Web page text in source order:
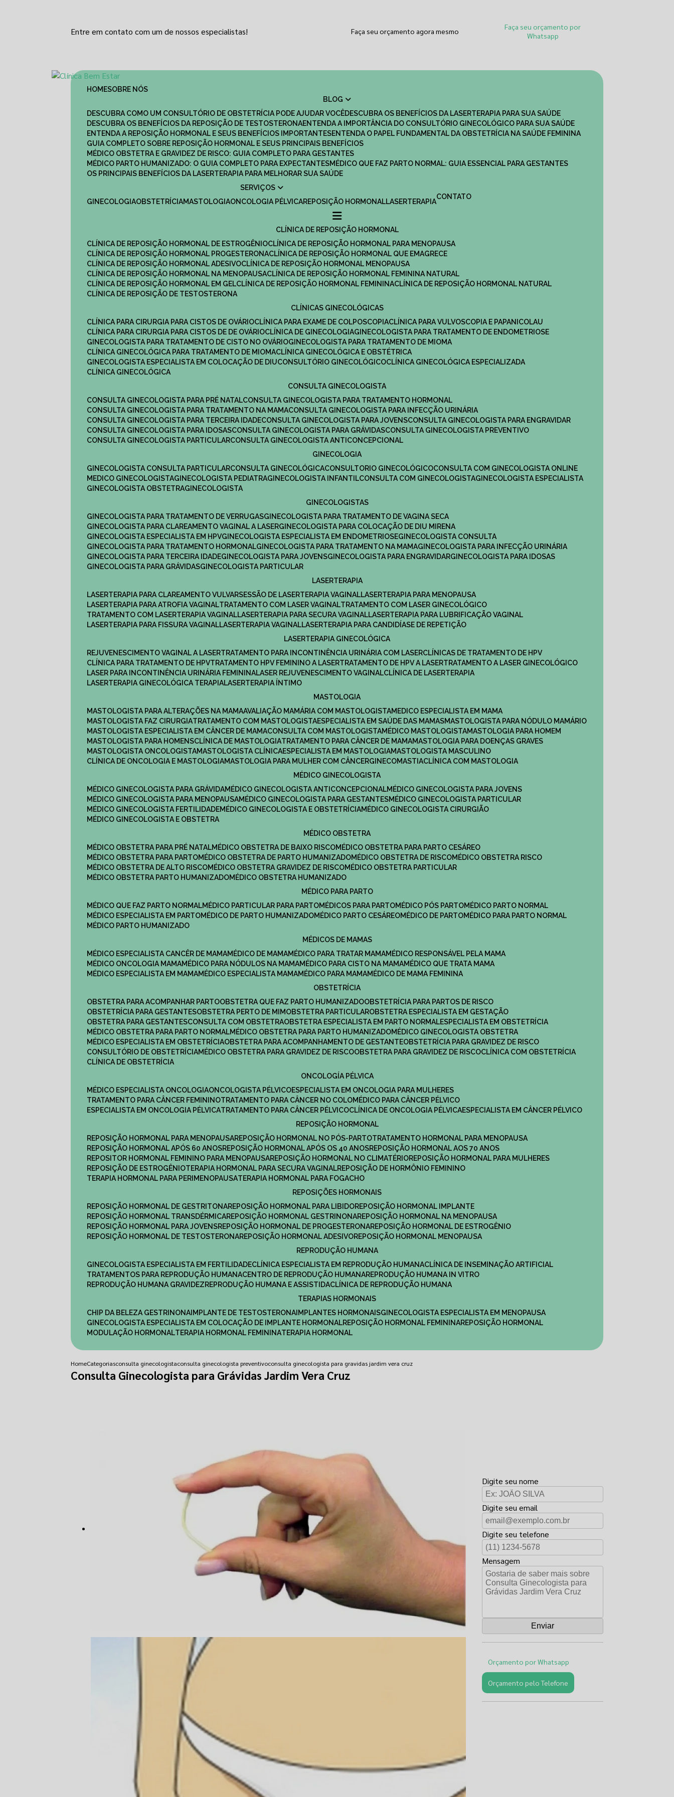
Entre em contato com um de nossos especialistas! Faça seu orçamento agora mesmo
Faça seu orçamento por
Whatsapp
HOME
SOBRE NÓS
BLOG
DESCUBRA COMO UM CONSULTÓRIO DE OBSTETRÍCIA PODE AJUDAR VOCÊ
DESCUBRA OS BENEFÍCIOS DA LASERTERAPIA PARA SUA SAÚDE
DESCUBRA OS BENEFÍCIOS DA REPOSIÇÃO DE TESTOSTERONA
ENTENDA A IMPORTÂNCIA DO CONSULTÓRIO GINECOLÓGICO PARA SUA SAÚDE
ENTENDA A REPOSIÇÃO HORMONAL E SEUS BENEFÍCIOS IMPORTANTES
ENTENDA O PAPEL FUNDAMENTAL DA OBSTETRÍCIA NA SAÚDE FEMININA
GUIA COMPLETO SOBRE REPOSIÇÃO HORMONAL E SEUS PRINCIPAIS BENEFÍCIOS
MÉDICO OBSTETRA E GRAVIDEZ DE RISCO: GUIA COMPLETO PARA GESTANTES
MÉDICO PARTO HUMANIZADO: O GUIA COMPLETO PARA EXPECTANTES
MÉDICO QUE FAZ PARTO NORMAL: GUIA ESSENCIAL PARA GESTANTES
OS PRINCIPAIS BENEFÍCIOS DA LASERTERAPIA PARA MELHORAR SUA SAÚDE
SERVIÇOS
GINECOLOGIA
OBSTETRÍCIA MASTOLOGIA ONCOLOGIA PÉLVICA REPOSIÇÃO HORMONAL LASERTERAPIA
CONTATO
CLÍNICA DE REPOSIÇÃO HORMONAL
CLÍNICA DE REPOSIÇÃO HORMONAL DE ESTROGÊNIO
CLÍNICA DE REPOSIÇÃO HORMONAL PARA MENOPAUSA
CLÍNICA DE REPOSIÇÃO HORMONAL PROGESTERONA
CLÍNICA DE REPOSIÇÃO HORMONAL QUE EMAGRECE
CLÍNICA DE REPOSIÇÃO HORMONAL ADESIVO
CLÍNICA DE REPOSIÇÃO HORMONAL MENOPAUSA
CLÍNICA DE REPOSIÇÃO HORMONAL NA MENOPAUSA
CLÍNICA DE REPOSIÇÃO HORMONAL FEMININA NATURAL
CLÍNICA DE REPOSIÇÃO HORMONAL EM GEL
CLÍNICA DE REPOSIÇÃO HORMONAL FEMININA
CLÍNICA DE REPOSIÇÃO HORMONAL NATURAL
CLÍNICA DE REPOSIÇÃO DE TESTOSTERONA
CLÍNICAS GINECOLÓGICAS
CLÍNICA PARA CIRURGIA PARA CISTOS DE OVÁRIO
CLÍNICA PARA EXAME DE COLPOSCOPIA
CLÍNICA PARA VULVOSCOPIA E PAPANICOLAU
CLÍNICA PARA CIRURGIA PARA CISTOS DE DE OVÁRIO
CLÍNICA DE GINECOLOGIA
GINECOLOGISTA PARA TRATAMENTO DE ENDOMETRIOSE
GINECOLOGISTA PARA TRATAMENTO DE CISTO NO OVÁRIO
GINECOLOGISTA PARA TRATAMENTO DE MIOMA
CLÍNICA GINECOLÓGICA PARA TRATAMENTO DE MIOMA
CLÍNICA GINECOLÓGICA E OBSTÉTRICA
GINECOLOGISTA ESPECIALISTA EM COLOCAÇÃO DE DIU
CONSULTÓRIO GINECOLÓGICO
CLÍNICA GINECOLÓGICA ESPECIALIZADA
CLÍNICA GINECOLÓGICA
CONSULTA GINECOLOGISTA
CONSULTA GINECOLOGISTA PARA PRÉ NATAL
CONSULTA GINECOLOGISTA PARA TRATAMENTO HORMONAL
CONSULTA GINECOLOGISTA PARA TRATAMENTO NA MAMA
CONSULTA GINECOLOGISTA PARA INFECÇÃO URINÁRIA
CONSULTA GINECOLOGISTA PARA TERCEIRA IDADE
CONSULTA GINECOLOGISTA PARA JOVENS
CONSULTA GINECOLOGISTA PARA ENGRAVIDAR
CONSULTA GINECOLOGISTA PARA IDOSAS
CONSULTA GINECOLOGISTA PARA GRÁVIDAS
CONSULTA GINECOLOGISTA PREVENTIVO
CONSULTA GINECOLOGISTA PARTICULAR
CONSULTA GINECOLOGISTA ANTICONCEPCIONAL
GINECOLOGIA
GINECOLOGISTA CONSULTA PARTICULAR​
CONSULTA GINECOLÓGICA​ CONSULTORIO GINECOLÓGICO​
CONSULTA COM GINECOLOGISTA ONLINE​
MEDICO GINECOLOGISTA​
GINECOLOGISTA PEDIATRA​ GINECOLOGISTA INFANTIL​ CONSULTA COM GINECOLOGISTA​
GINECOLOGISTA ESPECIALISTA
GINECOLOGISTA OBSTETRA​
GINECOLOGISTA
GINECOLOGISTAS
GINECOLOGISTA PARA TRATAMENTO DE VERRUGAS
GINECOLOGISTA PARA TRATAMENTO DE VAGINA SECA
GINECOLOGISTA PARA CLAREAMENTO VAGINAL A LASER
GINECOLOGISTA PARA COLOCAÇÃO DE DIU MIRENA
GINECOLOGISTA ESPECIALISTA EM HPV
GINECOLOGISTA ESPECIALISTA EM ENDOMETRIOSE
GINECOLOGISTA CONSULTA
GINECOLOGISTA PARA TRATAMENTO HORMONAL
GINECOLOGISTA PARA TRATAMENTO NA MAMA
GINECOLOGISTA PARA INFECÇÃO URINÁRIA
GINECOLOGISTA PARA TERCEIRA IDADE
GINECOLOGISTA PARA JOVENS GINECOLOGISTA PARA ENGRAVIDAR
GINECOLOGISTA PARA IDOSAS
GINECOLOGISTA PARA GRÁVIDAS
GINECOLOGISTA PARTICULAR
LASERTERAPIA
LASERTERAPIA PARA CLAREAMENTO VULVAR
SESSÃO DE LASERTERAPIA​ VAGINAL LASERTERAPIA PARA MENOPAUSA
LASERTERAPIA PARA ATROFIA VAGINAL
TRATAMENTO COM LASER VAGINAL
TRATAMENTO COM LASER GINECOLÓGICO
TRATAMENTO COM LASERTERAPIA​ VAGINAL LASERTERAPIA PARA SECURA VAGINAL​ LASERTERAPIA PARA LUBRIFICAÇÃO VAGINAL​
LASERTERAPIA PARA FISSURA VAGINAL​ LASERTERAPIA VAGINAL​ LASERTERAPIA PARA CANDIDÍASE DE REPETIÇÃO
LASERTERAPIA GINECOLÓGICA
REJUVENESCIMENTO VAGINAL A LASER
TRATAMENTO PARA INCONTINÊNCIA URINÁRIA COM LASER
CLÍNICAS DE TRATAMENTO DE HPV
CLÍNICA PARA TRATAMENTO DE HPV
TRATAMENTO HPV FEMININO A LASER TRATAMENTO DE HPV A LASER
TRATAMENTO A LASER GINECOLÓGICO
LASER PARA INCONTINÊNCIA URINÁRIA FEMININA LASER REJUVENESCIMENTO VAGINAL
CLÍNICA DE LASERTERAPIA
LASERTERAPIA GINECOLÓGICA TERAPIA LASERTERAPIA ÍNTIMO
MASTOLOGIA
MASTOLOGISTA PARA ALTERAÇÕES NA MAMA AVALIAÇÃO MAMÁRIA COM MASTOLOGISTA
MEDICO ESPECIALISTA EM MAMA​
MASTOLOGISTA FAZ CIRURGIA
TRATAMENTO COM MASTOLOGISTA ESPECIALISTA EM SAÚDE DAS MAMAS
MASTOLOGISTA PARA NÓDULO MAMÁRIO
MASTOLOGISTA ESPECIALISTA EM CÂNCER DE MAMA
CONSULTA COM MASTOLOGISTA MÉDICO MASTOLOGISTA
MASTOLOGIA PARA HOMEM
MASTOLOGISTA PARA HOMENS
CLÍNICA DE MASTOLOGIA TRATAMENTO PARA CÂNCER DE MAMA
MASTOLOGIA PARA DOENÇAS GRAVES
MASTOLOGISTA ONCOLOGISTA
MASTOLOGISTA CLÍNICA ESPECIALISTA EM MASTOLOGIA
MASTOLOGISTA MASCULINO
CLÍNICA DE ONCOLOGIA E MASTOLOGIA
MASTOLOGIA PARA MULHER COM CÂNCER GINECOMASTIA
CLÍNICA COM MASTOLOGIA
MÉDICO GINECOLOGISTA
MÉDICO GINECOLOGISTA PARA GRÁVIDA
MÉDICO GINECOLOGISTA ANTICONCEPCIONAL
MÉDICO GINECOLOGISTA PARA JOVENS
MÉDICO GINECOLOGISTA PARA MENOPAUSA
MÉDICO GINECOLOGISTA PARA GESTANTES
MÉDICO GINECOLOGISTA PARTICULAR
MÉDICO GINECOLOGISTA FERTILIDADE
MÉDICO GINECOLOGISTA E OBSTETRÍCIA
MÉDICO GINECOLOGISTA CIRURGIÃO
MÉDICO GINECOLOGISTA E OBSTETRA
MÉDICO OBSTETRA
MÉDICO OBSTETRA PARA PRÉ NATAL
MÉDICO OBSTETRA DE BAIXO RISCO
MÉDICO OBSTETRA PARA PARTO CESÁREO
MÉDICO OBSTETRA PARA PARTO
MÉDICO OBSTETRA DE PARTO HUMANIZADO MÉDICO OBSTETRA DE RISCO
MÉDICO OBSTETRA RISCO
MÉDICO OBSTETRA DE ALTO RISCO
MÉDICO OBSTETRA GRAVIDEZ DE RISCO
MÉDICO OBSTETRA PARTICULAR
MÉDICO OBSTETRA PARTO HUMANIZADO
MÉDICO OBSTETRA HUMANIZADO
MÉDICO PARA PARTO
MÉDICO QUE FAZ PARTO NORMAL
MÉDICO PARTICULAR PARA PARTO MÉDICOS PARA PARTO MÉDICO PÓS PARTO
MÉDICO PARTO NORMAL
MÉDICO ESPECIALISTA EM PARTO
MÉDICO DE PARTO HUMANIZADO MÉDICO PARTO CESÁREO MÉDICO DE PARTO
MÉDICO PARA PARTO NORMAL
MÉDICO PARTO HUMANIZADO
MÉDICOS DE MAMAS
MÉDICO ESPECIALISTA CANCÊR DE MAMA
MÉDICO DE MAMA MÉDICO PARA TRATAR MAMA
MÉDICO RESPONSÁVEL PELA MAMA
MÉDICO ONCOLOGIA MAMA
MÉDICO PARA NÓDULOS NA MAMA MÉDICO PARA CISTO NA MAMA
MÉDICO QUE TRATA MAMA
MÉDICO ESPECIALISTA EM MAMA
MÉDICO ESPECIALISTA MAMA MÉDICO PARA MAMA
MÉDICO DE MAMA FEMININA
OBSTETRÍCIA
OBSTETRA PARA ACOMPANHAR PARTO
OBSTETRA QUE FAZ PARTO HUMANIZADO
OBSTETRÍCIA PARA PARTOS DE RISCO
OBSTETRÍCIA PARA GESTANTES
OBSTETRA PERTO DE MIM OBSTETRA PARTICULAR
OBSTETRA ESPECIALISTA EM GESTAÇÃO
OBSTETRA PARA GESTANTES
CONSULTA COM OBSTETRA OBSTETRA ESPECIALISTA EM PARTO NORMAL ESPECIALISTA EM OBSTETRÍCIA
MÉDICO OBSTETRA PARA PARTO NORMAL
MÉDICO OBSTETRA PARA PARTO HUMANIZADO
MÉDICO GINECOLOGISTA OBSTETRA
MÉDICO ESPECIALISTA EM OBSTETRÍCIA
OBSTETRA PARA ACOMPANHAMENTO DE GESTANTE
OBSTETRÍCIA PARA GRAVIDEZ DE RISCO
CONSULTÓRIO DE OBSTETRÍCIA
MÉDICO OBSTETRA PARA GRAVIDEZ DE RISCO OBSTETRA PARA GRAVIDEZ DE RISCO
CLÍNICA COM OBSTETRÍCIA
CLÍNICA DE OBSTETRÍCIA
ONCOLOGÍA PÉLVICA
MÉDICO ESPECIALISTA ONCOLOGIA
ONCOLOGISTA PÉLVICO ESPECIALISTA EM ONCOLOGIA PARA MULHERES
TRATAMENTO PARA CÂNCER FEMININO
TRATAMENTO PARA CÂNCER NO COLO
MÉDICO PARA CÂNCER PÉLVICO
ESPECIALISTA EM ONCOLOGIA PÉLVICA
TRATAMENTO PARA CÂNCER PÉLVICO CLÍNICA DE ONCOLOGIA PÉLVICA ESPECIALISTA EM CÂNCER PÉLVICO
REPOSIÇÃO HORMONAL
REPOSIÇÃO HORMONAL PARA MENOPAUSA
REPOSIÇÃO HORMONAL NO PÓS-PARTO
TRATAMENTO HORMONAL PARA MENOPAUSA
REPOSIÇÃO HORMONAL APÓS 60 ANOS
REPOSIÇÃO HORMONAL APÓS OS 40 ANOS
REPOSIÇÃO HORMONAL AOS 70 ANOS
REPOSITOR HORMONAL FEMININO PARA MENOPAUSA
REPOSIÇÃO HORMONAL NO CLIMATÉRIO
REPOSIÇÃO HORMONAL PARA MULHERES
REPOSIÇÃO DE ESTROGÊNIO
TERAPIA HORMONAL PARA SECURA VAGINAL
REPOSIÇÃO DE HORMÔNIO FEMININO
TERAPIA HORMONAL PARA PERIMENOPAUSA
TERAPIA HORMONAL PARA FOGACHO
REPOSIÇÕES HORMONAIS
REPOSIÇÃO HORMONAL DE GESTRITONA
REPOSIÇÃO HORMONAL PARA LIBIDO
REPOSIÇÃO HORMONAL IMPLANTE
REPOSIÇÃO HORMONAL TRANSDÉRMICA
REPOSIÇÃO HORMONAL GESTRINONA
REPOSIÇÃO HORMONAL NA MENOPAUSA
REPOSIÇÃO HORMONAL PARA JOVENS
REPOSIÇÃO HORMONAL DE PROGESTERONA
REPOSIÇÃO HORMONAL DE ESTROGÊNIO
REPOSIÇÃO HORMONAL DE TESTOSTERONA
REPOSIÇÃO HORMONAL ADESIVO
REPOSIÇÃO HORMONAL MENOPAUSA
REPRODUÇÃO HUMANA
GINECOLOGISTA ESPECIALISTA EM FERTILIDADE
CLÍNICA ESPECIALISTA EM REPRODUÇÃO HUMANA
CLÍNICA DE INSEMINAÇÃO ARTIFICIAL
TRATAMENTOS PARA REPRODUÇÃO HUMANA
CENTRO DE REPRODUÇÃO HUMANA
REPRODUÇÃO HUMANA IN VITRO
REPRODUÇÃO HUMANA GRAVIDEZ
REPRODUÇÃO HUMANA E ASSISTIDA
CLÍNICA DE REPRODUÇÃO HUMANA
TERAPIAS HORMONAIS
CHIP DA BELEZA GESTRINONA IMPLANTE DE TESTOSTERONA IMPLANTES HORMONAIS
GINECOLOGISTA ESPECIALISTA EM MENOPAUSA
GINECOLOGISTA ESPECIALISTA EM COLOCAÇÃO DE IMPLANTE HORMONAL
REPOSIÇÃO HORMONAL FEMININA
REPOSIÇÃO HORMONAL
MODULAÇÃO HORMONAL
TERAPIA HORMONAL FEMININA TERAPIA HORMONAL
HomeCategoriasconsulta ginecologistaconsulta ginecologista preventivoconsulta ginecologista para gravidas jardim vera cruz
Consulta Ginecologista para Grávidas Jardim Vera Cruz
Digite seu nome
Digite seu email
Digite seu telefone
Mensagem
Orçamento por Whatsapp
Orçamento pelo Telefone